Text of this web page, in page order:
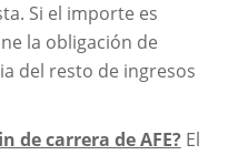
Si el importe es
la obligación de
del resto de ingresos
de carrera de AFE?El